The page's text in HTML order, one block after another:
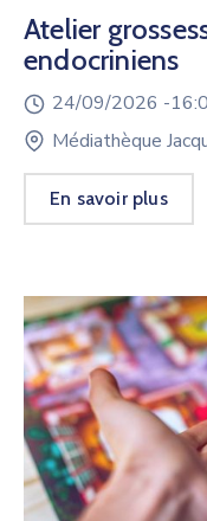
Atelier
endocriniens
24/09/2026 -
Médiathèque
En savoir plus